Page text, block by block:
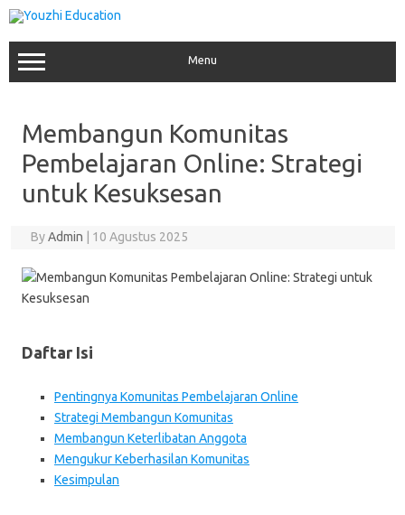
Skip
to
content
Menu
Membangun Komunitas
Pembelajaran Online: Strategi
untuk Kesuksesan
ByAdmin 10 Agustus 2025
Daftar Isi
Pentingnya Komunitas Pembelajaran Online
Strategi Membangun Komunitas
Membangun Keterlibatan Anggota
Mengukur Keberhasilan Komunitas
Kesimpulan